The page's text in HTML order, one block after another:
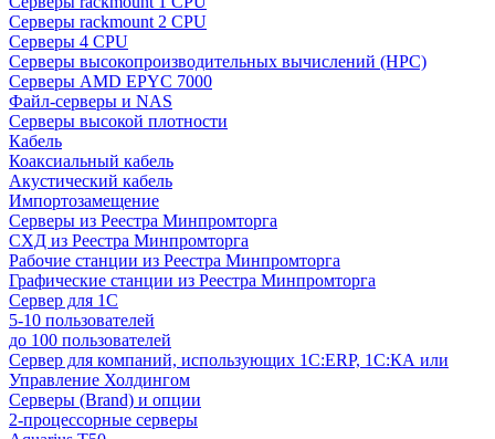
Серверы rackmount 2 CPU
Серверы 4 CPU
Серверы высокопроизводительных вычислений (HPC)
Серверы AMD EPYC 7000
Файл-серверы и NAS
Серверы высокой плотности
Кабель
Коаксиальный кабель
Акустический кабель
Импортозамещение
Серверы из Реестра Минпромторга
СХД из Реестра Минпромторга
Рабочие станции из Реестра Минпромторга
Графические станции из Реестра Минпромторга
Сервер для 1С
5-10 пользователей
до 100 пользователей
Сервер для компаний, использующих 1C:ERP, 1С:КА или
Управление Холдингом
Серверы (Brand) и опции
2-процессорные серверы